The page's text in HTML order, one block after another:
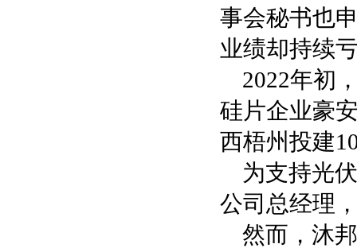
事会秘书也
业绩却持续
2022年初
硅片企业豪
西梧州投建
为支持光
公司总经理
然而，沐